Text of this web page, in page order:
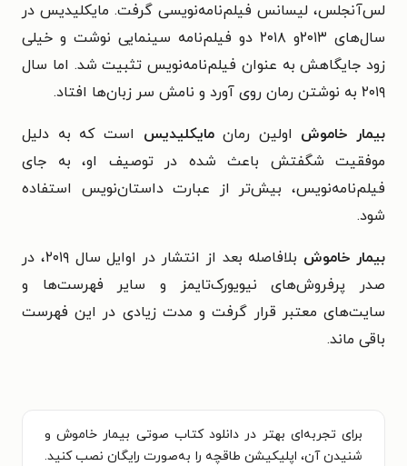
لس‌آنجلس، لیسانس فیلم‌نامه‌نویسی گرفت. مایکلیدیس در
سال‌های ۲۰۱۳و ۲۰۱۸ دو فیلم‌نامه‌ سینمایی نوشت و خیلی
زود جایگاهش به عنوان فیلم‌نامه‌نویس تثبیت شد. اما سال
۲۰۱۹ به نوشتن رمان روی آورد و نامش سر زبان‌ها افتاد.
بیمار خاموش اولین رمانمایکلیدیس است که به دلیل
موفقیت شگفتش باعث شده در توصیف او، به جای
فیلم‌نامه‌نویس، بیش‌تر از عبارت داستان‌نویس استفاده
شود.
بیمار خاموش
بلافاصله بعد از انتشار در اوایل سال ۲۰۱۹، در
صدر پرفروش‌های نیویورک‌تایمز و سایر فهرست‌ها و
سایت‌های معتبر قرار گرفت و مدت زیادی در این فهرست
باقی ماند.
برای تجربه‌ای بهتر در دانلود کتاب صوتی بیمار خاموش و
شنیدن آن، اپلیکیشن طاقچه را به‌صورت رایگان نصب کنید.